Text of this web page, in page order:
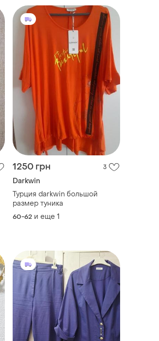
1250 грн 3
Darkwin
Турция darkwin большой
размер туника
60-62 и еще 1